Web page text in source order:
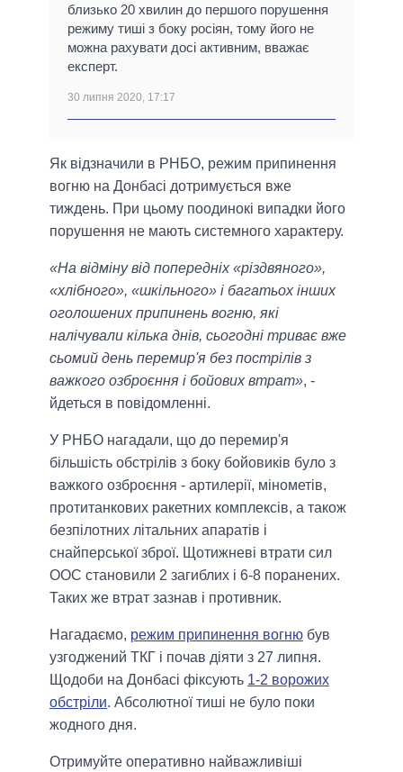
близько 20 хвилин до першого порушення
режиму тиші з боку росіян, тому його не
можна рахувати досі активним, вважає
експерт.
30 липня 2020, 17:17
Як відзначили в РНБО, режим припинення
вогню на Донбасі дотримується вже
тиждень. При цьому поодинокі випадки його
порушення не мають системного характеру.
«На відміну від попередніх «різдвяного»,
«хлібного», «шкільного» і багатьох інших
оголошених припинень вогню, які
налічували кілька днів, сьогодні триває вже
сьомий день перемир'я без пострілів з
важкого озброєння і бойових втрат», -
йдеться в повідомленні.
У РНБО нагадали, що до перемир'я
більшість обстрілів з боку бойовиків було з
важкого озброєння - артилерії, мінометів,
протитанкових ракетних комплексів, а також
безпілотних літальних апаратів і
снайперської зброї. Щотижневі втрати сил
ООС становили 2 загиблих і 6-8 поранених.
Таких же втрат зазнав і противник.
Нагадаємо, режим припинення вогню був
узгоджений ТКГ і почав діяти з 27 липня.
Щодоби на Донбасі фіксують 1-2 ворожих
обстріли. Абсолютної тиші не було поки
жодного дня.
Отримуйте оперативно найважливіші